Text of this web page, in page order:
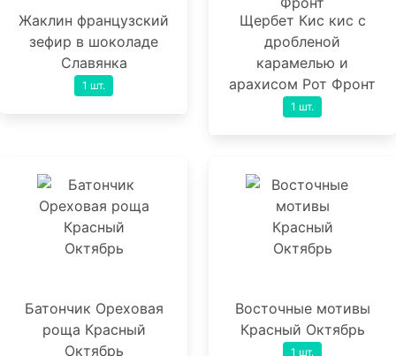
Жаклин французский
зефир в шоколаде
Славянка
1 шт.
Щербет Кис кис с
дробленой
карамелью и
арахисом Рот Фронт
1 шт.
Батончик Ореховая
роща Красный
Октябрь
Восточные мотивы
Красный Октябрь
1 шт.